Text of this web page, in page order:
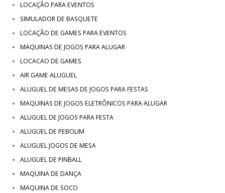
LOCAÇÃO PARA EVENTOS
SIMULADOR DE BASQUETE
LOCAÇÃO DE GAMES PARA EVENTOS
MAQUINAS DE JOGOS PARA ALUGAR
LOCACAO DE GAMES
AIR GAME ALUGUEL
ALUGUEL DE MESAS DE JOGOS PARA FESTAS
MAQUINAS DE JOGOS ELETRÔNICOS PARA ALUGAR
ALUGUEL DE JOGOS PARA FESTA
ALUGUEL DE PEBOLIM
ALUGUEL JOGOS DE MESA
ALUGUEL DE PINBALL
MAQUINA DE DANÇA
MAQUINA DE SOCO